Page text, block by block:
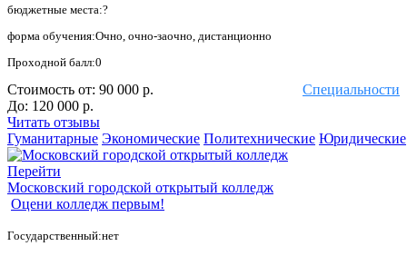
бюджетные места:?
форма обучения:Очно, очно-заочно, дистанционно
Проходной балл:0
Специальности
Стоимость от: 90 000 р.
До: 120 000 р.
Читать отзывы
Гуманитарные Экономические Политехнические Юридические
Перейти
Московский городской открытый колледж
Оцени колледж первым!
Государственный:нет